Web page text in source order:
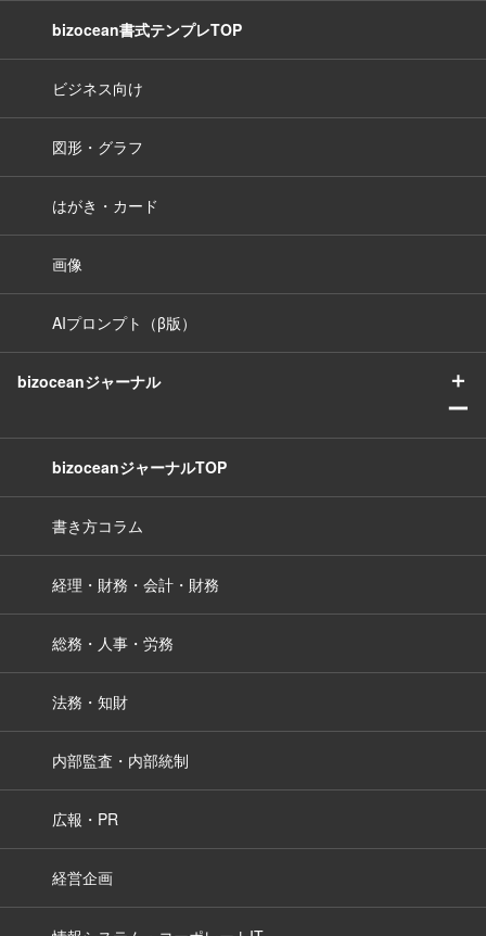
bizocean書式テンプレTOP
ビジネス向け
図形・グラフ
はがき・カード
画像
AIプロンプト（β版）
bizoceanジャーナル
＋
ー
bizoceanジャーナルTOP
書き方コラム
経理・財務・会計・財務
総務・人事・労務
法務・知財
内部監査・内部統制
広報・PR
経営企画